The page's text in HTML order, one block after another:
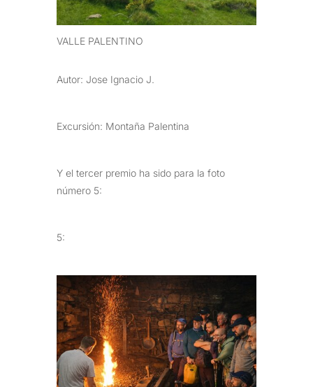
VALLE PALENTINO
Autor: Jose Ignacio J.
Excursión: Montaña Palentina
Y el tercer premio ha sido para la foto
número 5:
5: